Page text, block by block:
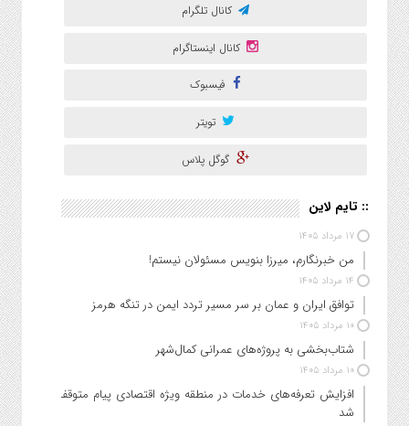
کانال تلگرام
کانال اینستاگرام
فیسبوک
تویتر
گوگل پلاس
:: تایم لاین
۱۷ مرداد ۱۴۰۵
من خبرنگارم، میرزا بنویس مسئولان نیستم!
۱۴ مرداد ۱۴۰۵
توافق ایران و عمان بر سر مسیر تردد ایمن در تنگه هرمز
۱۰ مرداد ۱۴۰۵
شتاب‌بخشی به پروژه‌های عمرانی کمال‌شهر
۱۰ مرداد ۱۴۰۵
افزایش تعرفه‌های خدمات در منطقه ویژه اقتصادی پیام متوقف
شد